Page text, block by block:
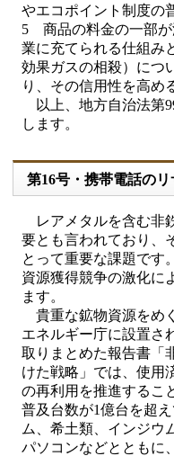
やエコポイント制度の
5 商品の料金の一部が
業に充てられる仕組み
効果ガスの相殺）につ
り、その信用性を高め
以上、地方自治法第
します。
第16号・携帯電話の
レアメタルを含む非
要とも言われており、
とって重要な課題です
資源獲得競争の激化に
ます。
貴重な鉱物資源をめ
エネルギー庁に設置さ
取りまとめた報告書「
けた戦略」では、使用
の再利用を推進するこ
普及台数が1億台を超
ム、希土類、インジウ
パソコンなどとともに